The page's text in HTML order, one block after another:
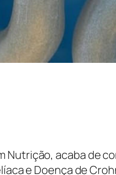
acaba de
e Doença de